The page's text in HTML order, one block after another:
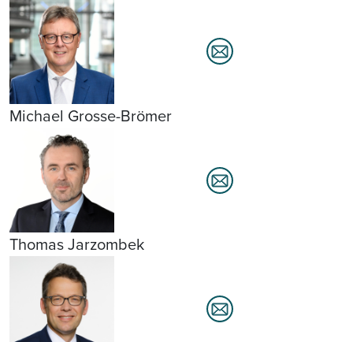
Michael Grosse-Brömer
Thomas Jarzombek